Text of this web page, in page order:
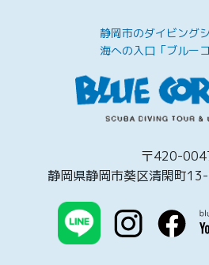
静岡市のダイビング
海への入口「ブルー
〒420-
静岡県静岡市葵区清閑町